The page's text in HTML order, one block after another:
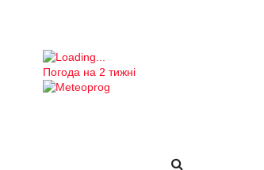
Погода на 2 тижні